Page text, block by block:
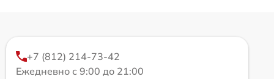
+7 (812) 214-73-42
Ежедневно с 9:00 до 21:00